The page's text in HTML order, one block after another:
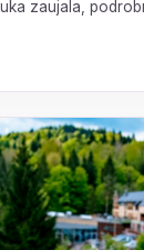
zaujala,